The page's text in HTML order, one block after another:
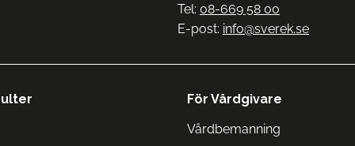
Tel: 08-669 58 00
E-post: info@sverek.se
För Vårdgivare
Vårdbemanning